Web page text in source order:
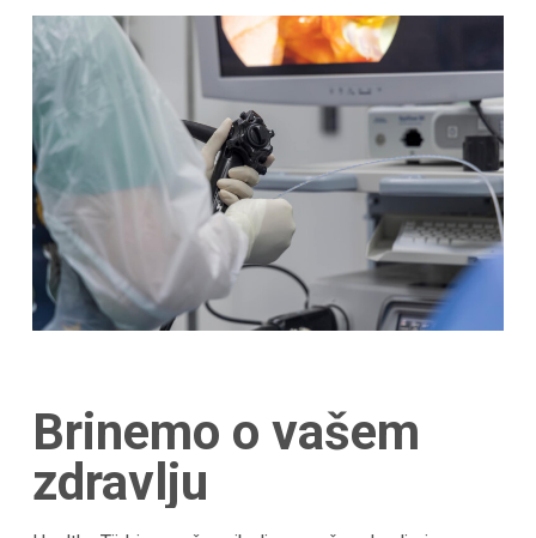
Brinemo o vašem
zdravlju